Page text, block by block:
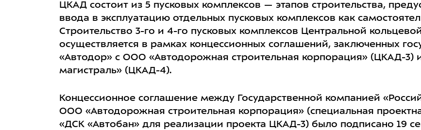
ЦКАД состоит из 5 пусковых комплексов — этапов строительства,
ввода в эксплуатацию отдельных пусковых комплексов как
Строительство 3-го и 4-го пусковых комплексов Центральной
осуществляется в рамках концессионных соглашений, заключенных
«Автодор» с ООО «Автодорожная строительная корпорация» (ЦКАД-3)
магистраль» (ЦКАД-4).
Концессионное соглашение между Государственной компанией
ООО «Автодорожная строительная корпорация» (специальная
«ДСК «Автобан» для реализации проекта ЦКАД-3) было подписано 19